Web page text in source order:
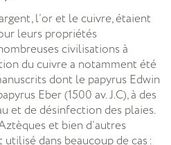
l’or et le cuivre, étaient
leurs propriétés
civilisations à
du cuivre a notamment été
dont le papyrus Edwin
Eber (1500 av. J.C), à des
et de désinfection des plaies.
et bien d’autres
dans beaucoup de cas :